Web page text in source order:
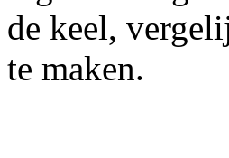
de keel,
te maken.